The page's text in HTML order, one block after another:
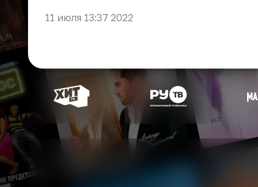
11 июля 13:37 2022